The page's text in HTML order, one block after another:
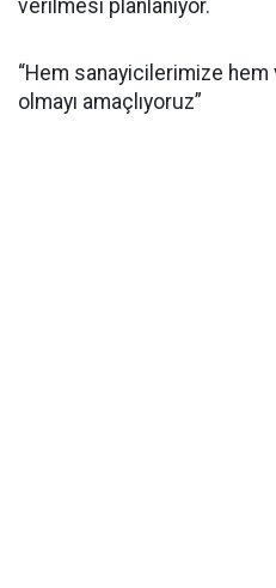
verilmesi planlanıyor.
“Hem sanayicilerimize hem
olmayı amaçlıyoruz”